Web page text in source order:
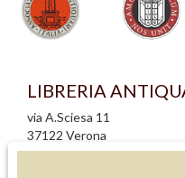
LIBRERIA
via A.Sciesa 11
37122 Verona
P.IVA: IT 02713140230